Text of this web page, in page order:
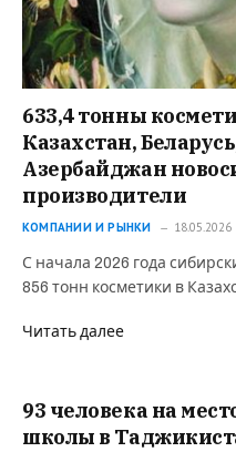
633,4 тонны
Казахстан,
Азербайджан
производители
КОМПАНИИ И РЫНКИ 18.05.2026
С начала 2026 года
856 тонн косметики в
Читать далее
93 человека на
школы в